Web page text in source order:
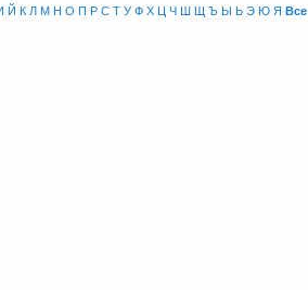
Й К Л М Н О П Р С Т У Ф Х Ц Ч Ш Щ Ъ Ы Ь Э Ю Я Все